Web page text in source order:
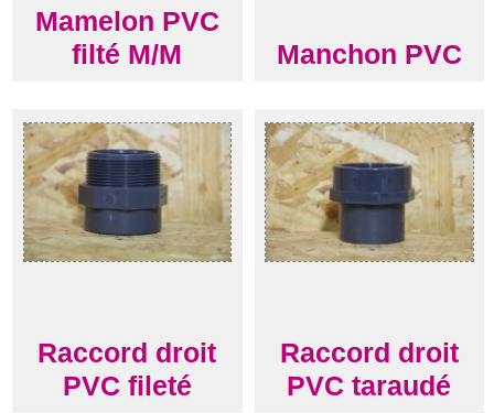
Mamelon PVC
filté M/M
Manchon PVC
Raccord droit
PVC fileté
Raccord droit
PVC taraudé